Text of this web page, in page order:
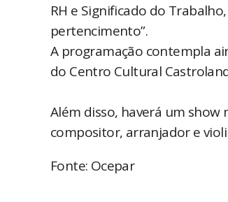
RH e Significado do
pertencimento”.
A programação contempla
do Centro Cultural
Além disso, haverá um
compositor, arranjador e
Fonte: Ocepar